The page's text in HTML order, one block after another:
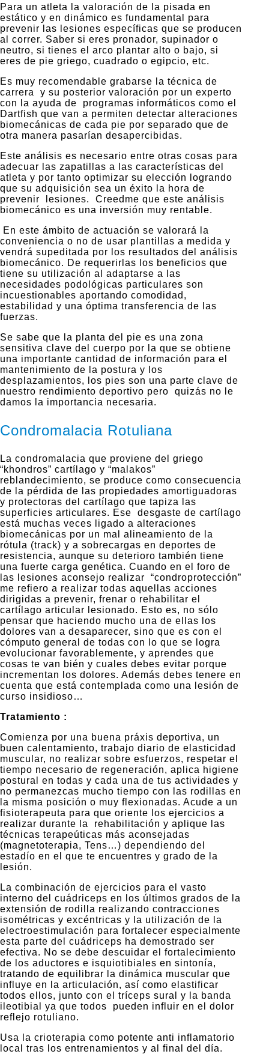
Para un atleta la valoración de la pisada en
estático y en dinámico es fundamental para
prevenir las lesiones específicas que se producen
al correr. Saber si eres pronador, supinador o
neutro, si tienes el arco plantar alto o bajo, si
eres de pie griego, cuadrado o egipcio, etc.
Es muy recomendable grabarse la técnica de
carrera y su posterior valoración por un experto
con la ayuda de programas informáticos como el
Dartfish que van a permiten detectar alteraciones
biomecánicas de cada pie por separado que de
otra manera pasarían desapercibidas.
Este análisis es necesario entre otras cosas para
adecuar las zapatillas a las características del
atleta y por tanto optimizar su elección logrando
que su adquisición sea un éxito la hora de
prevenir lesiones. Creedme que este análisis
biomecánico es una inversión muy rentable.
En este ámbito de actuación se valorará la
conveniencia o no de usar plantillas a medida y
vendrá supeditada por los resultados del análisis
biomecánico. De requerirlas los beneficios que
tiene su utilización al adaptarse a las
necesidades podológicas particulares son
incuestionables aportando comodidad,
estabilidad y una óptima transferencia de las
fuerzas.
Se sabe que la planta del pie es una zona
sensitiva clave del cuerpo por la que se obtiene
una importante cantidad de información para el
mantenimiento de la postura y los
desplazamientos, los pies son una parte clave de
nuestro rendimiento deportivo pero quizás no le
damos la importancia necesaria.
Condromalacia Rotuliana
La condromalacia que proviene del griego
“khondros” cartílago y “malakos”
reblandecimiento, se produce como consecuencia
de la pérdida de las propiedades amortiguadoras
y protectoras del cartílago que tapiza las
superficies articulares. Ese desgaste de cartílago
está muchas veces ligado a alteraciones
biomecánicas por un mal alineamiento de la
rótula (track) y a sobrecargas en deportes de
resistencia, aunque su deterioro también tiene
una fuerte carga genética. Cuando en el foro de
las lesiones aconsejo realizar “condroprotección”
me refiero a realizar todas aquellas acciones
dirigidas a prevenir, frenar o rehabilitar el
cartílago articular lesionado. Esto es, no sólo
pensar que haciendo mucho una de ellas los
dolores van a desaparecer, sino que es con el
cómputo general de todas con lo que se logra
evolucionar favorablemente, y aprendes que
cosas te van bién y cuales debes evitar porque
incrementan los dolores. Además debes tenere en
cuenta que está contemplada como una lesión de
curso insidioso…
Tratamiento :
Comienza por una buena práxis deportiva, un
buen calentamiento, trabajo diario de elasticidad
muscular, no realizar sobre esfuerzos, respetar el
tiempo necesario de regeneración, aplica higiene
postural en todas y cada una de tus actividades y
no permanezcas mucho tiempo con las rodillas en
la misma posición o muy flexionadas. Acude a un
fisioterapeuta para que oriente los ejercicios a
realizar durante la rehabilitación y aplique las
técnicas terapeúticas más aconsejadas
(magnetoterapia, Tens…) dependiendo del
estadío en el que te encuentres y grado de la
lesión.
La combinación de ejercicios para el vasto
interno del cuádriceps en los últimos grados de la
extensión de rodilla realizando contracciones
isométricas y excéntricas y la utilización de la
electroestimulación para fortalecer especialmente
esta parte del cuádriceps ha demostrado ser
efectiva. No se debe descuidar el fortalecimiento
de los aductores e isquiotibiales en sintonía,
tratando de equilibrar la dinámica muscular que
influye en la articulación, así como elastificar
todos ellos, junto con el tríceps sural y la banda
ileotibial ya que todos pueden influir en el dolor
reflejo rotuliano.
Usa la crioterapia como potente anti inflamatorio
local tras los entrenamientos y al final del día.